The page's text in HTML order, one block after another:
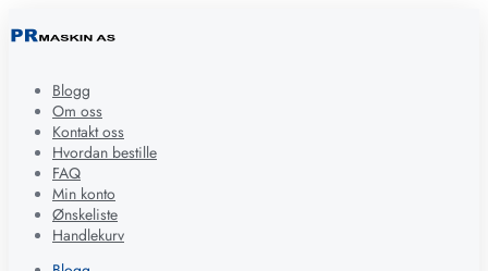
Blogg
Om oss
Kontakt oss
Hvordan bestille
FAQ
Min konto
Ønskeliste
Handlekurv